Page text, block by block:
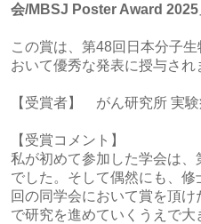
会/MBSJ Poster Award 2025
この賞は、第48回日本分子
おいて優秀な発表に授与され
【受賞者】 がん研究所 実
【受賞コメント】
私が初めて参加した学会は
でした。そして偶然にも、
回の同学会において賞を頂
で研究を進めていくうえで大